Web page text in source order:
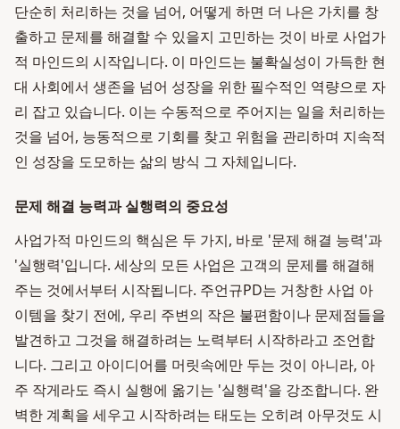
단순히 처리하는 것을 넘어, 어떻게 하면 더 나은 가치를 창
출하고 문제를 해결할 수 있을지 고민하는 것이 바로 사업가
적 마인드의 시작입니다. 이 마인드는 불확실성이 가득한 현
대 사회에서 생존을 넘어 성장을 위한 필수적인 역량으로 자
리 잡고 있습니다. 이는 수동적으로 주어지는 일을 처리하는
것을 넘어, 능동적으로 기회를 찾고 위험을 관리하며 지속적
인 성장을 도모하는 삶의 방식 그 자체입니다.
문제 해결 능력과 실행력의 중요성
사업가적 마인드의 핵심은 두 가지, 바로 '문제 해결 능력'과
'실행력'입니다. 세상의 모든 사업은 고객의 문제를 해결해
주는 것에서부터 시작됩니다. 주언규PD는 거창한 사업 아
이템을 찾기 전에, 우리 주변의 작은 불편함이나 문제점들을
발견하고 그것을 해결하려는 노력부터 시작하라고 조언합
니다. 그리고 아이디어를 머릿속에만 두는 것이 아니라, 아
주 작게라도 즉시 실행에 옮기는 '실행력'을 강조합니다. 완
벽한 계획을 세우고 시작하려는 태도는 오히려 아무것도 시